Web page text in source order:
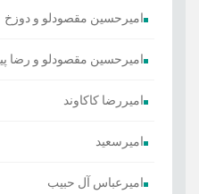
امیرحسین مقصودلو و دوزخ
امیرحسین مقصودلو و رضا
امیررضا کاکاوند
امیرسعید
امیرعباس آل حبیب